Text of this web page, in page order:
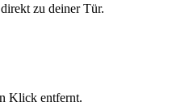
zu deiner Tür.
Klick entfernt.